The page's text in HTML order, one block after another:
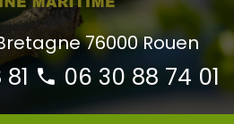
76000 Rouen
06 30 88 74 01